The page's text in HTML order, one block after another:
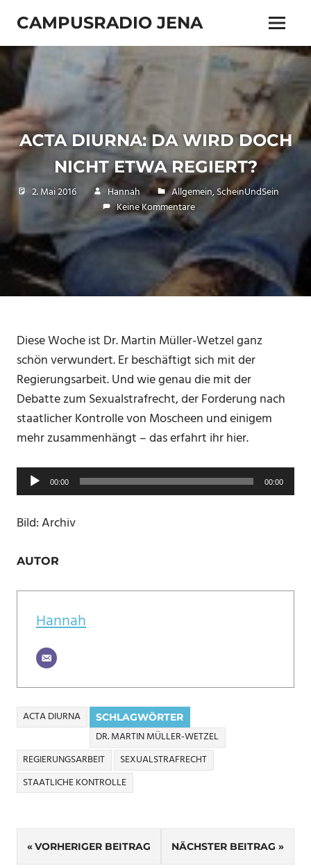
Inhalt
springen
CAMPUSRADIO JENA
103.4
MHz
Menü
ACTA DIURNA: DA WIRD DOCH
NICHT ETWA REGIERT?
2. Mai 2016 Hannah Allgemein,ScheinUndSein
Keine Kommentare
Diese Woche ist Dr. Martin Müller-Wetzel ganz
schön verwundert. Er beschäftigt sich mit der
Regierungsarbeit. Und wie genau die mit der
Debatte zum Sexualstrafrecht, der Forderung nach
staatlicher Kontrolle von Moscheen und einigem
mehr zusammenhängt – das erfahrt ihr hier.
Audio-
Player
00:00 00:00
Bild: Archiv
AUTOR
Hannah
SCHLAGWÖRTER
ACTA DIURNA
DR. MARTIN MÜLLER-WETZEL
REGIERUNGSARBEIT
SEXUALSTRAFRECHT
STAATLICHE KONTROLLE
Beitragsnavigation
VORHERIGER BEITRAG NÄCHSTER BEITRAG